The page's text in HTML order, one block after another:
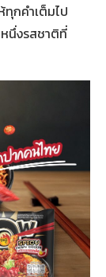
ทุกคำเต็มไป
นึ่งรสชาติที่